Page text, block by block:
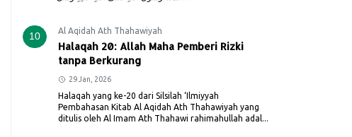
10 Al Aqidah Ath Thahawiyah
Halaqah 20: Allah Maha Pemberi Rizki
tanpa Berkurang
29 Jan, 2026
Halaqah yang ke-20 dari Silsilah ‘Ilmiyyah
Pembahasan Kitab Al Aqidah Ath Thahawiyah yang
ditulis oleh Al Imam Ath Thahawi rahimahullah adal...